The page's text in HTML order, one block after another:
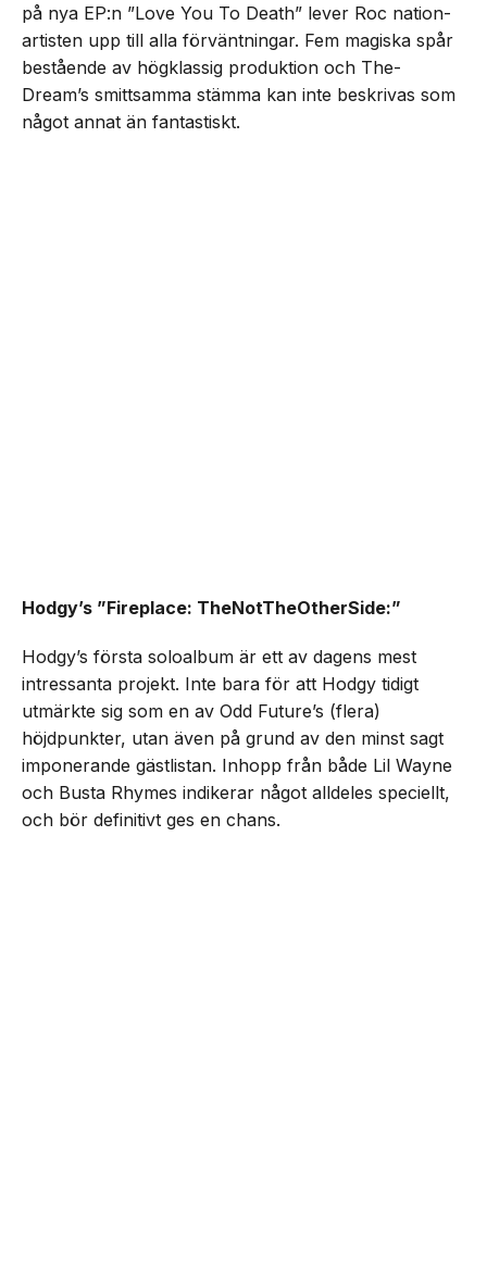
på nya EP:n ”Love You To Death” lever Roc nation-
artisten upp till alla förväntningar. Fem magiska spår
bestående av högklassig produktion och The-
Dream’s smittsamma stämma kan inte beskrivas som
något annat än fantastiskt.
Hodgy’s ”Fireplace: TheNotTheOtherSide:”
Hodgy’s första soloalbum är ett av dagens mest
intressanta projekt. Inte bara för att Hodgy tidigt
utmärkte sig som en av Odd Future’s (flera)
höjdpunkter, utan även på grund av den minst sagt
imponerande gästlistan. Inhopp från både Lil Wayne
och Busta Rhymes indikerar något alldeles speciellt,
och bör definitivt ges en chans.